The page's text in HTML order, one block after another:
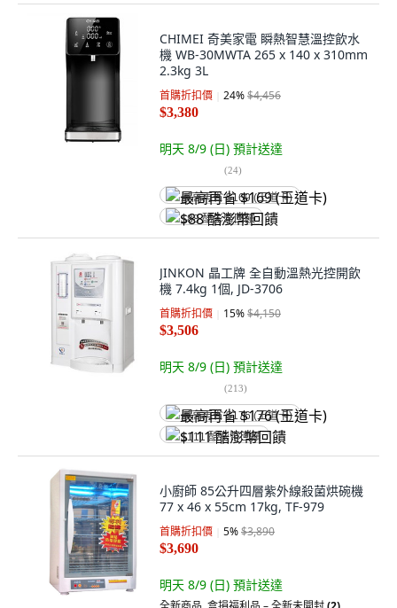
CHIMEI 奇美家電 瞬熱智慧溫控飲水
機 WB-30MWTA 265 x 140 x 310mm
2.3kg 3L
首購折扣價 24%$4,456
$3,380
明天 8/9 (日) 預計送達
(24)
最高再省 $169 (王道卡)
$88 酷澎幣回饋
JINKON 晶工牌 全自動溫熱光控開飲
機 7.4kg 1個, JD-3706
首購折扣價 15%$4,150
$3,506
明天 8/9 (日) 預計送達
(213)
最高再省 $176 (王道卡)
$111 酷澎幣回饋
小廚師 85公升四層紫外線殺菌烘碗機
77 x 46 x 55cm 17kg, TF-979
首購折扣價 5%$3,890
$3,690
明天 8/9 (日) 預計送達